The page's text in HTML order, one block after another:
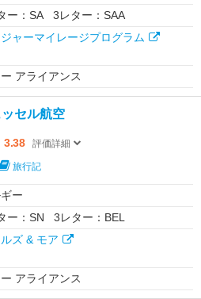
ー：SA 3レター：SAA
ャーマイレージプログラム
アライアンス
セル航空
3.38 評価詳細
旅行記
ー
ー：SN 3レター：BEL
ズ & モア
アライアンス